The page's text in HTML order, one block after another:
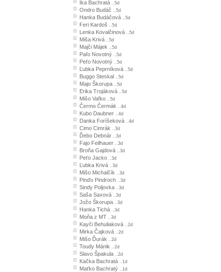
Ika Bachratá ..5d
Ondro Budáč ..5d
Hanka Budáčová ..5d
Feri Kardoš ..5d
Lenka Kovalčinová ..5d
Miša Krivá ..5d
Majči Májek ..5d
Paľo Novotný ..5d
Peťo Novotný ..5d
Ľubka Peprníková ..5d
Buggo Steskal ..5d
Majo Škorupa ..5d
Erika Trojáková ..5d
Mišo Vaľko ..5d
Čermo Čermák ..4d
Kubo Daubner ..4d
Danka Foríšeková ..4d
Cimo Cimrák ..3d
Ďebo Debnár ..3d
Fajo Feilhauer ..3d
Broňa Gajdová ..3d
Peťo Jacko ..3d
Ľubka Krivá ..3d
Mišo Michalčík ..3d
Pinďo Pindroch ..3d
Sindy Poljovka ..3d
Saša Saxová ..3d
Jožo Škorupa ..3d
Hanka Tichá ..3d
Moňa z MT ..3d
Kayči Behuliaková ..2d
Mirka Čajková ..2d
Mišo Ďurák ..2d
Toudy Mánik ..2d
Slavo Špakula ..2d
Kačka Bachratá ..1d
Maťko Bachratý ..1d